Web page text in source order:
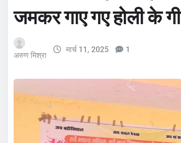
जमकर गाए गए होली के
अरुण मिश्रा
मार्च 11, 2025 1